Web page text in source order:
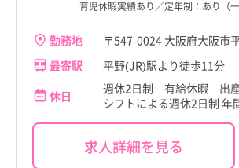
育児休暇実績あり／定年制：あり（一
勤務地
〒547-0024 大阪府大阪市
最寄駅
平野(JR)駅より徒歩11分
休日
週休2日制 有給休暇 出
シフトによる週休2日制 年
求人詳細を見る